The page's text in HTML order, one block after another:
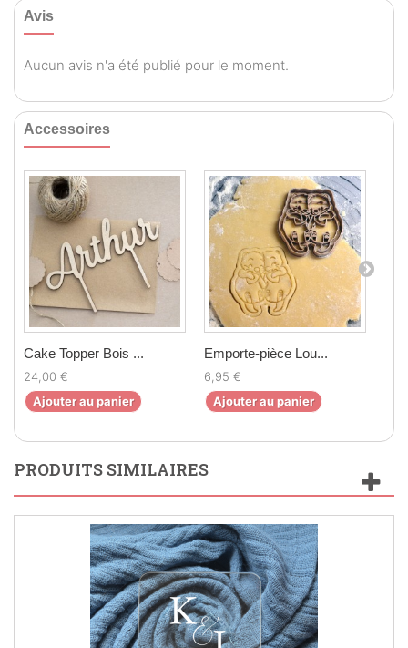
Avis
Aucun avis n'a été publié pour le moment.
Accessoires
Cake Topper Bois ...
24,00 €
Ajouter au panier
Emporte-pièce Lou...
6,95 €
Ajouter au panier
PRODUITS SIMILAIRES